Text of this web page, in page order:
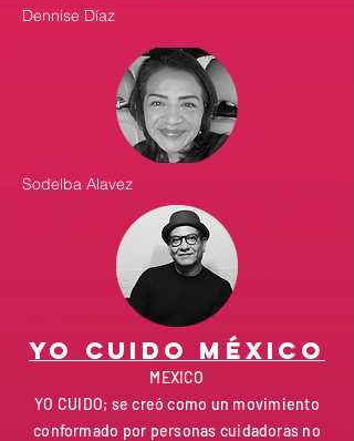
Dennise Díaz
Sodelba Alavez
YO CUIDO MÉXICO
MEXICO
YO CUIDO; se creó como un movimiento
conformado por personas cuidadoras no